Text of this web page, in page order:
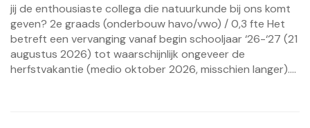
jij de enthousiaste collega die natuurkunde bij ons komt
geven? 2e graads (onderbouw havo/vwo) / 0,3 fte Het
betreft een vervanging vanaf begin schooljaar ‘26-‘27 (21
augustus 2026) tot waarschijnlijk ongeveer de
herfstvakantie (medio oktober 2026, misschien langer)....